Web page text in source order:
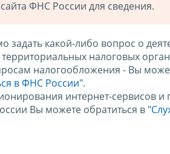
ФНС России для сведения.
задать какой-либо вопрос о
налоговых
налогообложения - Вы
в ФНС России".
интернет-сервисов и
Вы можете обратиться в